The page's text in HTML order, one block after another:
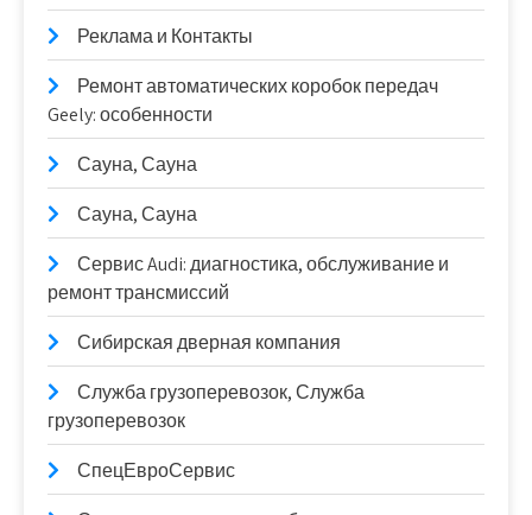
Реклама и Контакты
Ремонт автоматических коробок передач
Geely: особенности
Сауна, Сауна
Сауна, Сауна
Сервис Audi: диагностика, обслуживание и
ремонт трансмиссий
Сибирская дверная компания
Служба грузоперевозок, Служба
грузоперевозок
СпецЕвроСервис